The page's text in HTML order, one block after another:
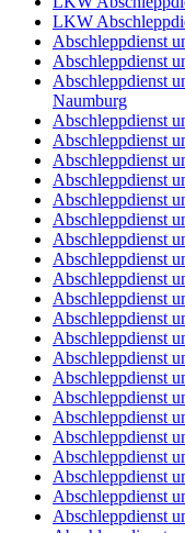
LKW
Abschleppdienst
Abschleppdienst
Abschleppdienst
Naumburg
Abschleppdienst
Abschleppdienst
Abschleppdienst
Abschleppdienst
Abschleppdienst
Abschleppdienst
Abschleppdienst
Abschleppdienst
Abschleppdienst
Abschleppdienst
Abschleppdienst
Abschleppdienst
Abschleppdienst
Abschleppdienst
Abschleppdienst
Abschleppdienst
Abschleppdienst
Abschleppdienst
Abschleppdienst
Abschleppdienst
Abschleppdienst